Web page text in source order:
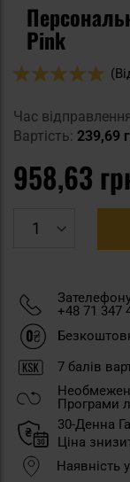
Pink
Оцінка:
Час
Вартість: 239,69
958,63
+48 71 347
7 балів
Програми
30-Денна
Ціна
Наявність